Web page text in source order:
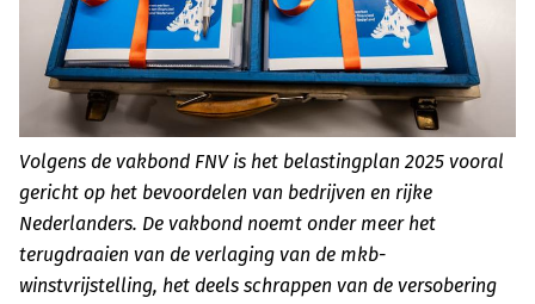
Volgens de vakbond FNV is het belastingplan 2025 vooral
gericht op het bevoordelen van bedrijven en rijke
Nederlanders. De vakbond noemt onder meer het
terugdraaien van de verlaging van de mkb-
winstvrijstelling, het deels schrappen van de versobering